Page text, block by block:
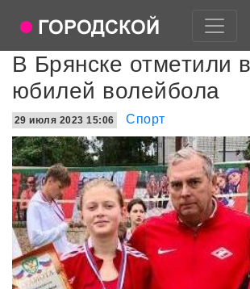
В Брянске отметили
юбилей волейбола
29 июля 2023 15:06 Спорт